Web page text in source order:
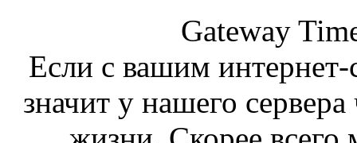
Gateway
Если с вашим интернет-
значит у нашего